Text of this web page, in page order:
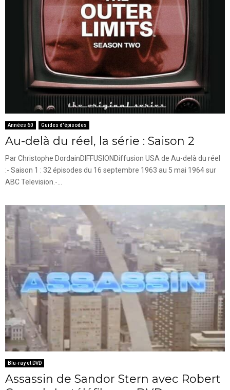
Années 60 Guides d'épisodes
Au-delà du réel, la série : Saison 2
Par Christophe DordainDIFFUSIONDiffusion USA de Au-delà du réel
:- Saison 1 : 32 épisodes du 16 septembre 1963 au 5 mai 1964 sur
ABC Television.-...
Blu-ray et DVD
Assassin de Sandor Stern avec Robert